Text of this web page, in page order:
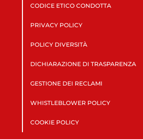
CODICE ETICO CONDOTTA
PRIVACY POLICY
POLICY DIVERSITÀ
DICHIARAZIONE DI TRASPARENZA
GESTIONE DEI RECLAMI
WHISTLEBLOWER POLICY
COOKIE POLICY